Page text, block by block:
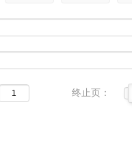
终止页：